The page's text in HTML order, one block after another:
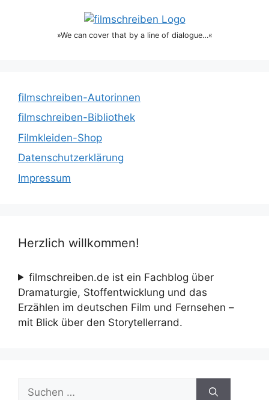
»We can cover that by a line of dialogue…«
filmschreiben-Autorinnen
filmschreiben-Bibliothek
Filmkleiden-Shop
Datenschutzerklärung
Impressum
Herzlich willkommen!
filmschreiben.de ist ein Fachblog über
Dramaturgie, Stoffentwicklung und das
Erzählen im deutschen Film und Fernsehen –
mit Blick über den Storytellerrand.